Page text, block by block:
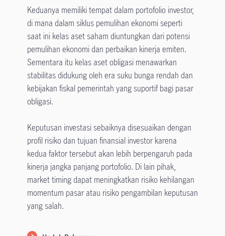
Keduanya memiliki tempat dalam portofolio investor,
di mana dalam siklus pemulihan ekonomi seperti
saat ini kelas aset saham diuntungkan dari potensi
pemulihan ekonomi dan perbaikan kinerja emiten.
Sementara itu kelas aset obligasi menawarkan
stabilitas didukung oleh era suku bunga rendah dan
kebijakan fiskal pemerintah yang suportif bagi pasar
obligasi.
Keputusan investasi sebaiknya disesuaikan dengan
profil risiko dan tujuan finansial investor karena
kedua faktor tersebut akan lebih berpengaruh pada
kinerja jangka panjang portofolio. Di lain pihak,
market timing dapat meningkatkan risiko kehilangan
momentum pasar atau risiko pengambilan keputusan
yang salah.